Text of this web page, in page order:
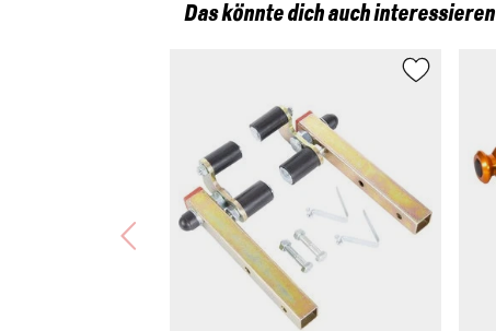
Das könnte dich auch interessieren